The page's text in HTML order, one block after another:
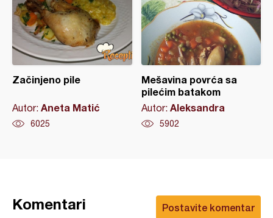
Začinjeno pile
Autor: Aneta Matić
6025
Mešavina povrća sa
pilećim batakom
Autor: Aleksandra
5902
Postavite komentar
Komentari